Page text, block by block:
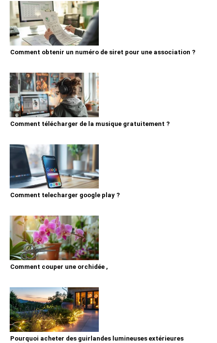
Comment obtenir un numéro de siret pour une association ?
Comment télécharger de la musique gratuitement ?
Comment telecharger google play ?
Comment couper une orchidée ,
Pourquoi acheter des guirlandes lumineuses extérieures